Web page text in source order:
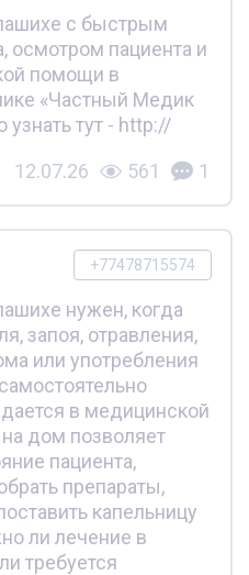
с быстрым
осмотром пациента и
помощи в
«Частный Медик
тут - http://
12.07.26 561 1
+77478715574
нужен, когда
запоя, отравления,
или употребления
в медицинской
дом позволяет
пациента,
препараты,
капельницу
ли лечение в
требуется